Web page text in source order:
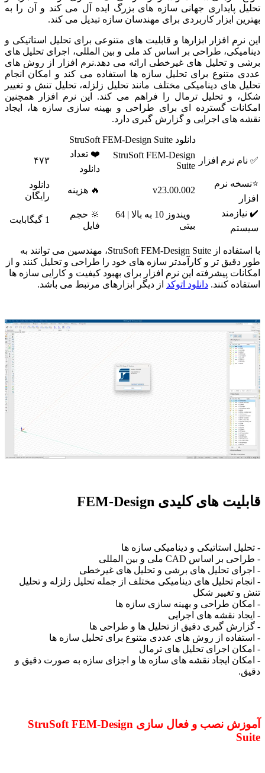
تحلیل پایداری جهانی سازه های بزرگ ایده آل می کند و آن را به
بهترین ابزار کاربردی برای مهندسان سازه تبدیل می کند.
این نرم افزار ابزارها و قابلیت های متنوعی برای تحلیل استاتیکی و
دینامیکی، طراحی بر اساس کد ملی و بین المللی، اجرای تحلیل های
برشی و تحلیل های غیرخطی ارائه می دهد.نرم افزار از روش های
عددی متنوع برای تحلیل سازه ها استفاده می کند و امکان انجام
تحلیل های دینامیکی مختلف مانند تحلیل زلزله، تحلیل تنش و تغییر
شکل، و تحلیل ترمال را فراهم می کند. این نرم افزار همچنین
امکانات گسترده ای برای طراحی و بهینه سازی سازه ها، ایجاد
نقشه های اجرایی و گزارش گیری دارد.
دانلود StruSoft FEM-Design Suite
✅ نام نرم افزار
StruSoft FEM-Design
Suite
❤️ تعداد
دانلود
۴۷۳
⭐نسخه نرم
افزار
v23.00.002 🔥 هزینه
دانلود
رایگان
✔️ نیازمند
سیستم
ویندوز 10 به بالا | 64
بیتی
🔆 حجم
فایل
1 گیگابایت
با استفاده از StruSoft FEM-Design Suite، مهندسین می توانند به
طور دقیق تر و کارآمدتر سازه های خود را طراحی و تحلیل کنند و از
امکانات پیشرفته این نرم افزار برای بهبود کیفیت و کارایی سازه ها
استفاده کنند. دانلود اتوکد از دیگر ابزارهای مرتبط می باشد.
قابلیت های کلیدی FEM-Design
- تحلیل استاتیکی و دینامیکی سازه ها
- طراحی بر اساس CAD ملی و بین المللی
- اجرای تحلیل های برشی و تحلیل های غیرخطی
- انجام تحلیل های دینامیکی مختلف از جمله تحلیل زلزله و تحلیل
تنش و تغییر شکل
- امکان طراحی و بهینه سازی سازه ها
- ایجاد نقشه های اجرایی
- گزارش گیری دقیق از تحلیل ها و طراحی ها
- استفاده از روش های عددی متنوع برای تحلیل سازه ها
- امکان اجرای تحلیل های ترمال
- امکان ایجاد نقشه های سازه ها و اجزای سازه به صورت دقیق و
دقیق.
آموزش نصب و فعال سازی StruSoft FEM-Design
Suite